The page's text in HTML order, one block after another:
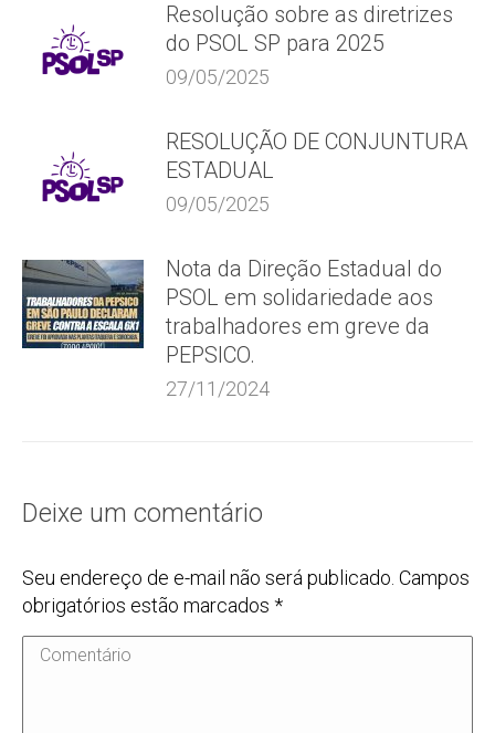
Resolução sobre as diretrizes
do PSOL SP para 2025
09/05/2025
RESOLUÇÃO DE CONJUNTURA
ESTADUAL
09/05/2025
Nota da Direção Estadual do
PSOL em solidariedade aos
trabalhadores em greve da
PEPSICO.
27/11/2024
Deixe um comentário
Seu endereço de e-mail não será publicado. Campos
obrigatórios estão marcados *
Comentário